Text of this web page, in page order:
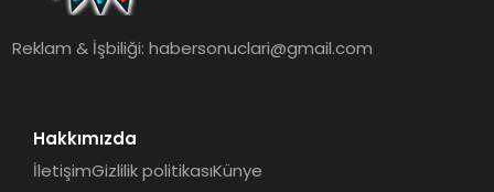
Reklam & İşbiliği:habersonuclari@gmail.com
Hakkımızda
İletişimGizlilik politikasıKünye